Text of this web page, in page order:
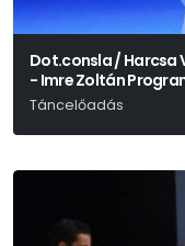
Dot.consla / Harcsa
- Imre Zoltán
Táncelőadás